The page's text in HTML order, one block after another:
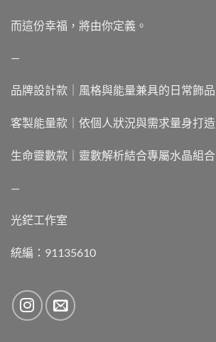
而這份幸福，將由你定義。
—
品牌設計款｜風格與能量兼具的日常飾品
客製能量款｜依個人狀況與需求量身打造
生命靈數款｜靈數解析結合專屬水晶組合
—
光鋩工作室
統編：91135610